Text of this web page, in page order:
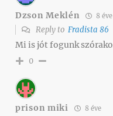
Dzson Meklén 8 éve
Reply to Fradista 86
Mi is jót fogunk
0
prison miki 8 éve